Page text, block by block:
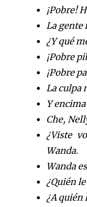
¡Pobre!
La gente
¿Y qué
¡Pobre
¡Pobre
La culpa
Y
Che,
¿Viste
Wanda.
Wanda
¿Quién
¿A quién